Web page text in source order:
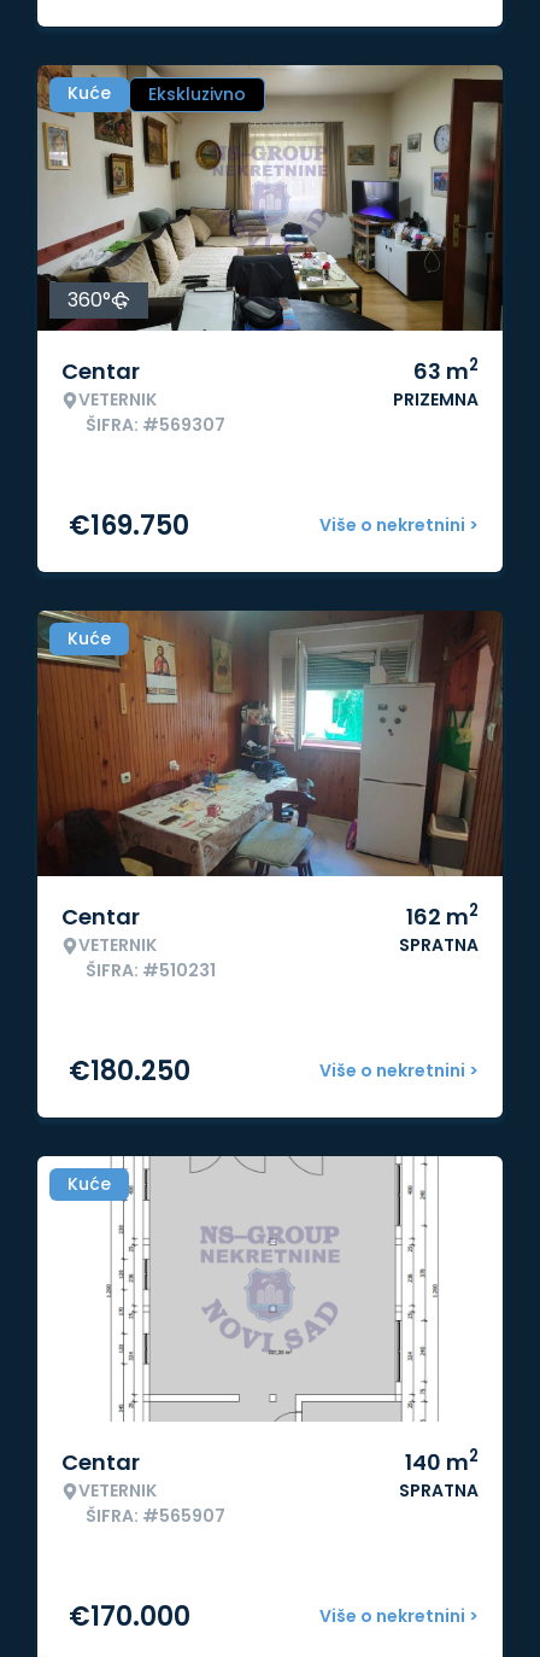
Kuće Ekskluzivno
360°
Centar
VETERNIK
ŠIFRA: #569307
63 m2
PRIZEMNA
Više o nekretnini >
€169.750
Kuće
Centar
VETERNIK
ŠIFRA: #510231
162 m2
SPRATNA
Više o nekretnini >
€180.250
Kuće
Centar
VETERNIK
ŠIFRA: #565907
140 m2
SPRATNA
Više o nekretnini >
€170.000